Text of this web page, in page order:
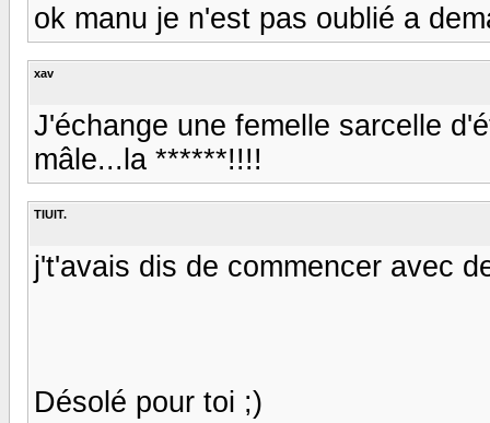
ok manu je n'est pas oublié a
xav
J'échange une femelle sarcelle
mâle...la ******!!!!
TIUIT.
j't'avais dis de commencer avec
Désolé pour toi ;)